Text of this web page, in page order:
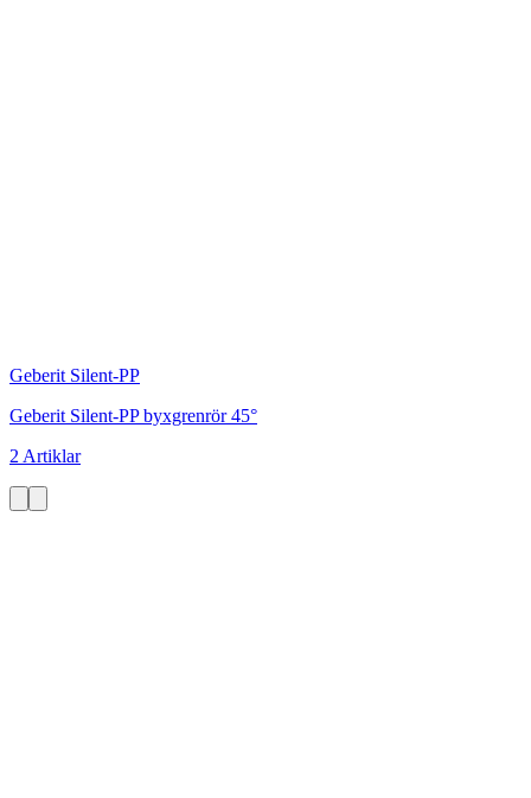
Geberit Silent-PP
Geberit Silent-PP byxgrenrör 45°
2 Artiklar